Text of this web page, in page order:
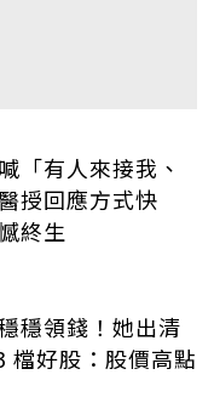
「有人來接我、
授回應方式快
終生
穩領錢！她出清
檔好股：股價高點